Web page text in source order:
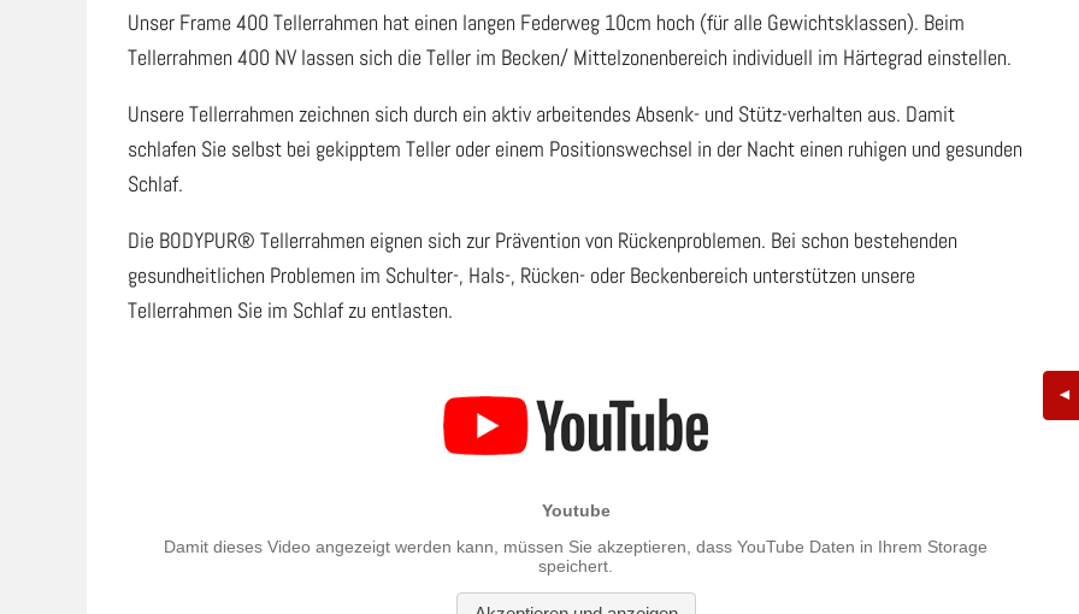
Unser Frame 400 Tellerrahmen hat einen langen Federweg 10cm hoch (für alle Gewichtsklassen). Beim
Tellerrahmen 400 NV lassen sich die Teller im Becken/ Mittelzonenbereich individuell im Härtegrad einstellen.
Unsere Tellerrahmen zeichnen sich durch ein aktiv arbeitendes Absenk- und Stütz-verhalten aus. Damit
schlafen Sie selbst bei gekipptem Teller oder einem Positionswechsel in der Nacht einen ruhigen und gesunden
Schlaf.
Die BODYPUR® Tellerrahmen eignen sich zur Prävention von Rückenproblemen. Bei schon bestehenden
gesundheitlichen Problemen im Schulter-, Hals-, Rücken- oder Beckenbereich unterstützen unsere
Tellerrahmen Sie im Schlaf zu entlasten.